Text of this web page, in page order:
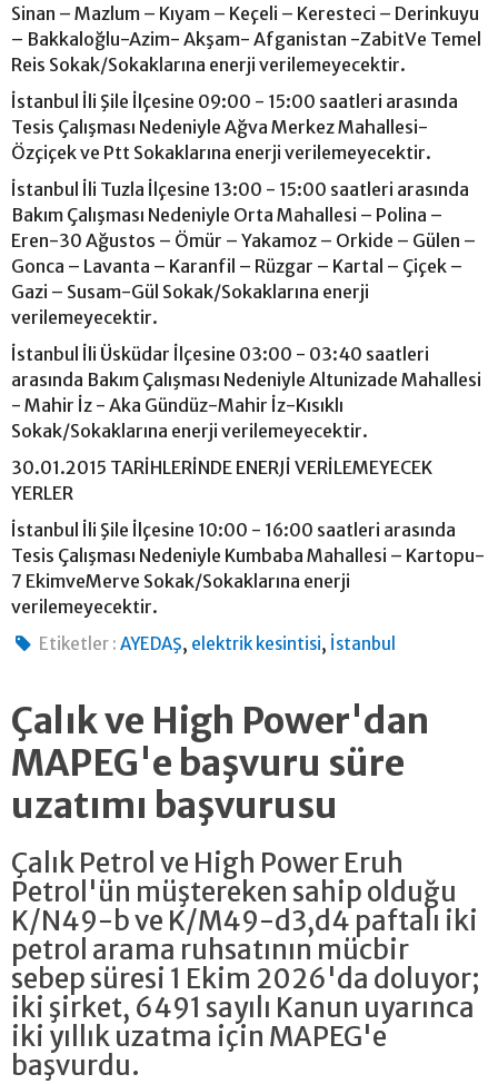
Sinan – Mazlum – Kıyam – Keçeli – Keresteci – Derinkuyu
– Bakkaloğlu-Azim- Akşam- Afganistan -ZabitVe Temel
Reis Sokak/Sokaklarına enerji verilemeyecektir.
İstanbul İli Şile İlçesine 09:00 - 15:00 saatleri arasında
Tesis Çalışması Nedeniyle Ağva Merkez Mahallesi-
Özçiçek ve Ptt Sokaklarına enerji verilemeyecektir.
İstanbul İli Tuzla İlçesine 13:00 - 15:00 saatleri arasında
Bakım Çalışması Nedeniyle Orta Mahallesi – Polina –
Eren-30 Ağustos – Ömür – Yakamoz – Orkide – Gülen –
Gonca – Lavanta – Karanfil – Rüzgar – Kartal – Çiçek –
Gazi – Susam-Gül Sokak/Sokaklarına enerji
verilemeyecektir.
İstanbul İli Üsküdar İlçesine 03:00 - 03:40 saatleri
arasında Bakım Çalışması Nedeniyle Altunizade Mahallesi
- Mahir İz - Aka Gündüz-Mahir İz-Kısıklı
Sokak/Sokaklarına enerji verilemeyecektir.
30.01.2015 TARİHLERİNDE ENERJİ VERİLEMEYECEK
YERLER
İstanbul İli Şile İlçesine 10:00 - 16:00 saatleri arasında
Tesis Çalışması Nedeniyle Kumbaba Mahallesi – Kartopu-
7 EkimveMerve Sokak/Sokaklarına enerji
verilemeyecektir.
Etiketler : AYEDAŞ, elektrik kesintisi, İstanbul
Çalık ve High Power'dan
MAPEG'e başvuru süre
uzatımı başvurusu
Çalık Petrol ve High Power Eruh
Petrol'ün müştereken sahip olduğu
K/N49-b ve K/M49-d3,d4 paftalı iki
petrol arama ruhsatının mücbir
sebep süresi 1 Ekim 2026'da doluyor;
iki şirket, 6491 sayılı Kanun uyarınca
iki yıllık uzatma için MAPEG'e
başvurdu.